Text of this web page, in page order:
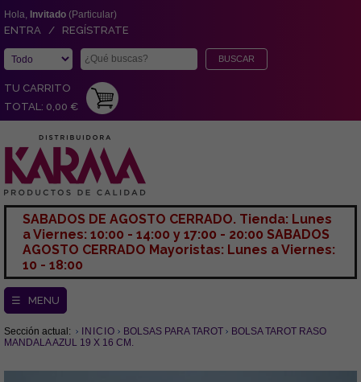
Hola, Invitado (Particular)
ENTRA / REGÍSTRATE
TU CARRITO
TOTAL: 0,00 €
SABADOS DE AGOSTO CERRADO. Tienda: Lunes
a Viernes: 10:00 - 14:00 y 17:00 - 20:00 SABADOS
AGOSTO CERRADO Mayoristas: Lunes a Viernes:
10 - 18:00
☰ MENU
Sección actual: INICIO BOLSAS PARA TAROT
BOLSA TAROT RASO
MANDALA AZUL 19 X 16 CM.